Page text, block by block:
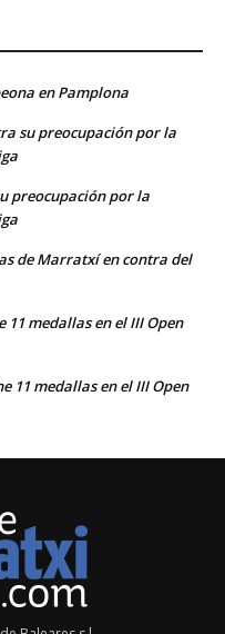
en Pamplona
su preocupación por la
preocupación por la
de Marratxí en contra del
medallas en el III Open
11 medallas en el III Open